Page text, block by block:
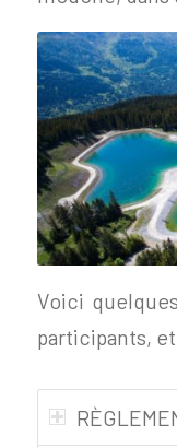
Voici
participants,